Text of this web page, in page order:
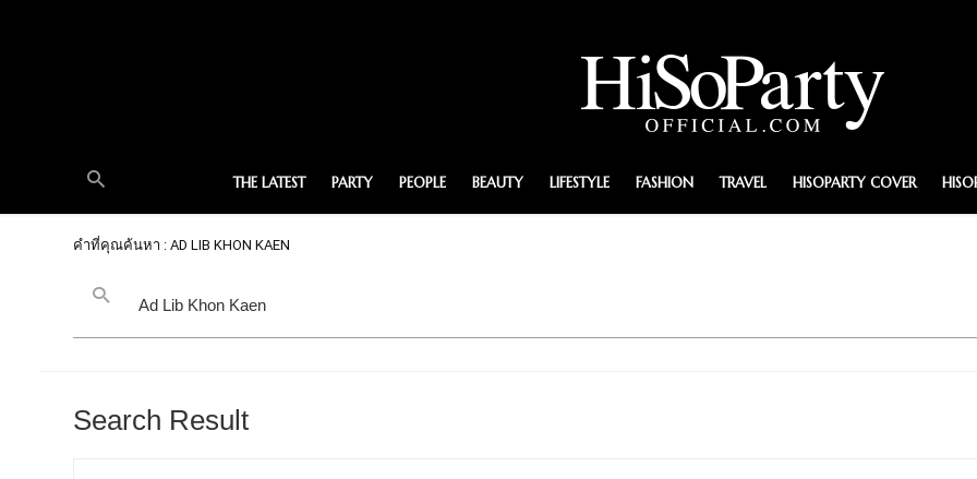
THE LATEST PARTY PEOPLE BEAUTY LIFESTYLE FASHION TRAVEL HISOPARTY COVER
คำที่คุณค้นหา : AD LIB KHON KAEN
Search Result